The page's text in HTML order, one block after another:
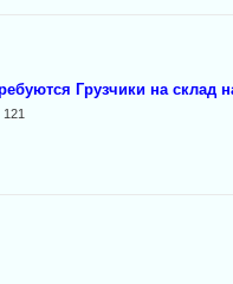
Грузчики на склад